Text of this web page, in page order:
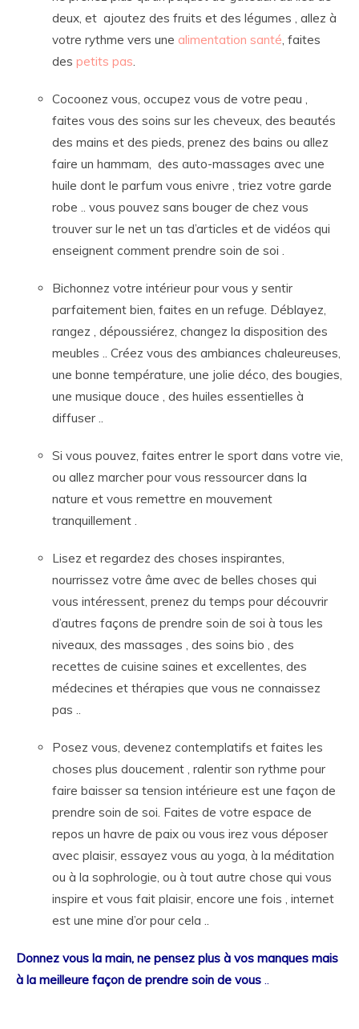
deux, et ajoutez des fruits et des légumes , allez à
votre rythme vers une alimentation santé, faites
des petits pas.
Cocoonez vous, occupez vous de votre peau ,
faites vous des soins sur les cheveux, des beautés
des mains et des pieds, prenez des bains ou allez
faire un hammam, des auto-massages avec une
huile dont le parfum vous enivre , triez votre garde
robe .. vous pouvez sans bouger de chez vous
trouver sur le net un tas d’articles et de vidéos qui
enseignent comment prendre soin de soi .
Bichonnez votre intérieur pour vous y sentir
parfaitement bien, faites en un refuge. Déblayez,
rangez , dépoussiérez, changez la disposition des
meubles .. Créez vous des ambiances chaleureuses,
une bonne température, une jolie déco, des bougies,
une musique douce , des huiles essentielles à
diffuser ..
Si vous pouvez, faites entrer le sport dans votre vie,
ou allez marcher pour vous ressourcer dans la
nature et vous remettre en mouvement
tranquillement .
Lisez et regardez des choses inspirantes,
nourrissez votre âme avec de belles choses qui
vous intéressent, prenez du temps pour découvrir
d’autres façons de prendre soin de soi à tous les
niveaux, des massages , des soins bio , des
recettes de cuisine saines et excellentes, des
médecines et thérapies que vous ne connaissez
pas ..
Posez vous, devenez contemplatifs et faites les
choses plus doucement , ralentir son rythme pour
faire baisser sa tension intérieure est une façon de
prendre soin de soi. Faites de votre espace de
repos un havre de paix ou vous irez vous déposer
avec plaisir, essayez vous au yoga, à la méditation
ou à la sophrologie, ou à tout autre chose qui vous
inspire et vous fait plaisir, encore une fois , internet
est une mine d’or pour cela ..
Donnez vous la main, ne pensez plus à vos manques mais
à la meilleure façon de prendre soin de vous ..